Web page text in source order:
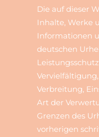
Die auf dieser
Inhalte, Werke
Informationen
deutschen
Verbreitung,
Art der
Grenzen des
vorherigen